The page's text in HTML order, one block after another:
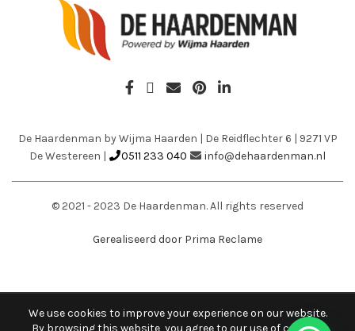
De Haardenman by Wijma Haarden | De Reidflechter 6 | 9271 VP
De Westereen | 0511 233 040 info@dehaardenman.nl
© 2021 - 2023 De Haardenman. All rights reserved
Gerealiseerd door Prima Reclame
We use cookies to improve your experience on our website.
By browsing this website, you agree to our use of cookies.